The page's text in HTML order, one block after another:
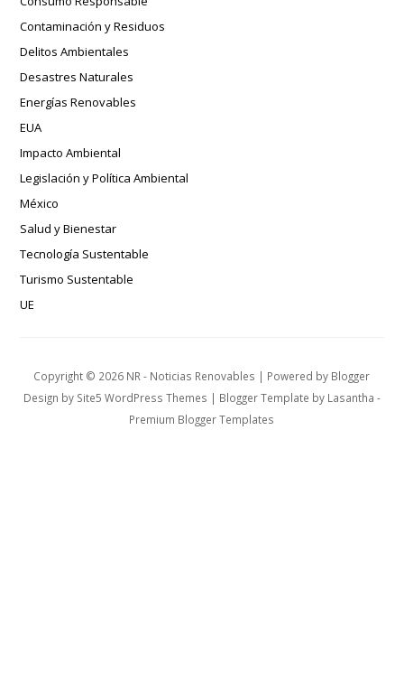
Contaminación y Residuos
Delitos Ambientales
Desastres Naturales
Energías Renovables
EUA
Impacto Ambiental
Legislación y Política Ambiental
México
Salud y Bienestar
Tecnología Sustentable
Turismo Sustentable
UE
Copyright © 2026 NR - Noticias Renovables | Powered by Blogger
Design by Site5 WordPress Themes | Blogger Template by Lasantha -
Premium Blogger Templates